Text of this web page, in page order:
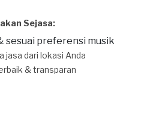
Sejasa:
sesuai preferensi musik
jasa dari lokasi Anda
& transparan